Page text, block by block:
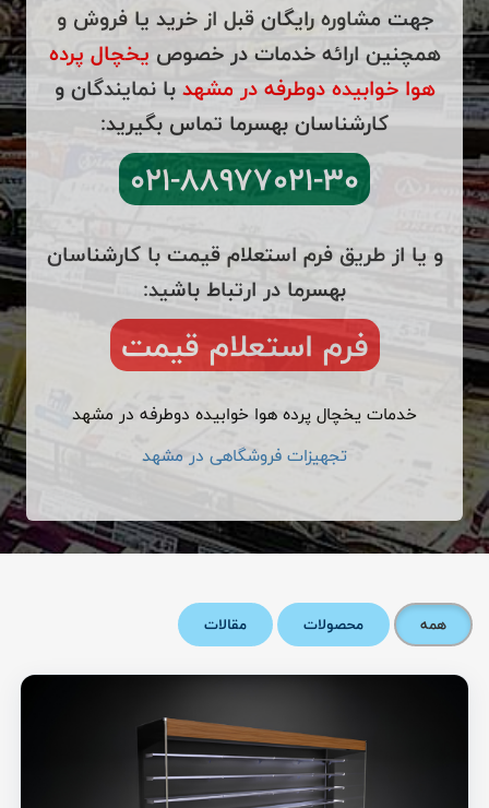
جهت مشاوره رایگان قبل از خرید یا فروش و
همچنین ارائه خدمات در خصوص یخچال پرده
هوا خوابیده دوطرفه در مشهدبا نمایندگان و
کارشناسان بهسرما تماس بگیرید:
۰۲۱-۸۸۹۷۷۰۲۱-۳۰
و یا از طریق فرم استعلام قیمت با کارشناسان
بهسرما در ارتباط باشید:
فرم استعلام قیمت
خدمات یخچال پرده هوا خوابیده دوطرفه در مشهد
تجهیزات فروشگاهی در مشهد
همه محصولات مقالات